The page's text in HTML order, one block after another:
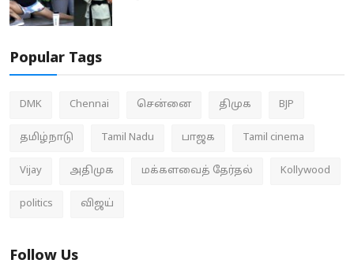
Popular Tags
DMK Chennai சென்னை திமுக BJP
தமிழ்நாடு Tamil Nadu பாஜக Tamil cinema
Vijay அதிமுக மக்களவைத் தேர்தல் Kollywood
politics விஜய்
Follow Us